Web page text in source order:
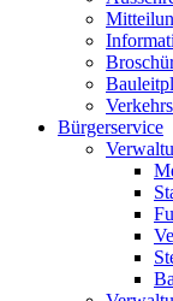
Bürgerservice